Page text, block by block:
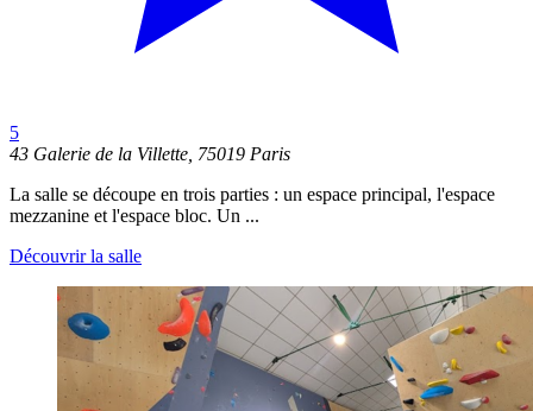
5
43 Galerie de la Villette, 75019 Paris
La salle se découpe en trois parties : un espace principal, l'espace
mezzanine et l'espace bloc. Un ...
Découvrir la salle